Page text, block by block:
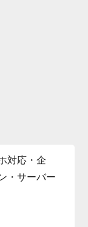
対応・企
・サーバー